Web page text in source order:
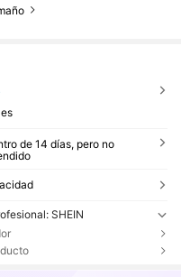
de 14 días, pero no
SHEIN